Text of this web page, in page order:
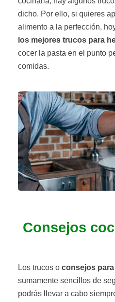
dicho. Por ello, si quieres
alimento a la perfección,
los mejores trucos para
cocer la pasta en el punto
comidas.
Consejos
Los trucos o consejos
sumamente sencillos de
podrás llevar a cabo